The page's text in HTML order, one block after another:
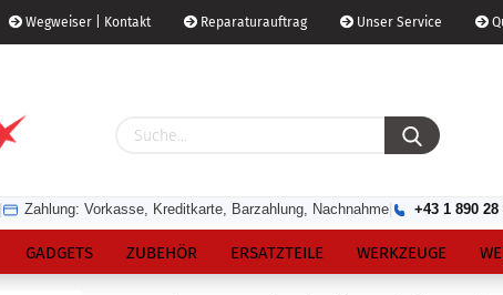
Wegweiser | Kontakt Reparaturauftrag Unser Service
Zahlung: Vorkasse, Kreditkarte, Barzahlung, Nachnahme +43 1 890 28
GADGETS ZUBEHÖR ERSATZTEILE WERKZEUGE